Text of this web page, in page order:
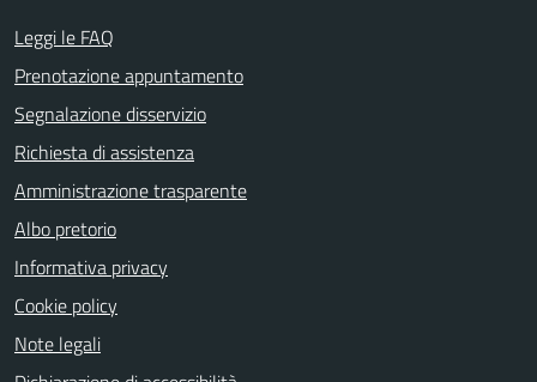
Leggi le FAQ
Prenotazione appuntamento
Segnalazione disservizio
Richiesta di assistenza
Amministrazione trasparente
Albo pretorio
Informativa privacy
Cookie policy
Note legali